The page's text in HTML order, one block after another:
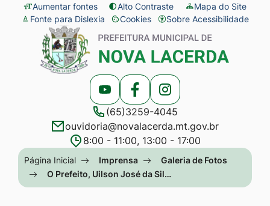
Seção
de
atalhos
acessibilidade
Ir
para
conteúdo
menu
[alt+2]
Ir
Aumentar fontes Alto Contraste
Mapa do Site
Fonte para Dislexia
Cookies
Abrir
preferências
de
cookies
Sobre Acessibilidade
Seção
menu
Acessar
a
Rede
Social
Youtube
Acessar
a
Rede
Social
Facebook
Acessar
a
Rede
Social
(65)3259-4045
ouvidoria@novalacerda.mt.gov.br
8:00 - 11:00, 13:00 - 17:00
Seção
do
menu
Página Inicial Imprensa
Galeria de Fotos
O Prefeito, Uilson José da Sil…